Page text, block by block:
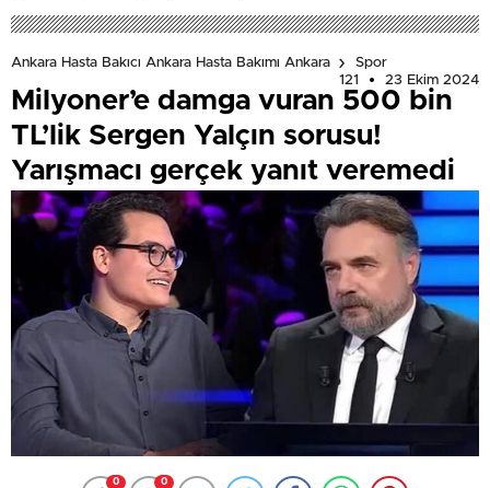
Ankara Hasta Bakıcı Ankara Hasta Bakımı Ankara
Spor
121
23 Ekim 2024
Milyoner’e damga vuran 500 bin
TL’lik Sergen Yalçın sorusu!
Yarışmacı gerçek yanıt veremedi
0 0